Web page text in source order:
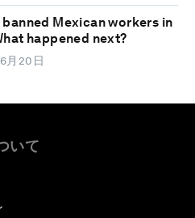
banned Mexican workers in
happened next?
月20日
いて